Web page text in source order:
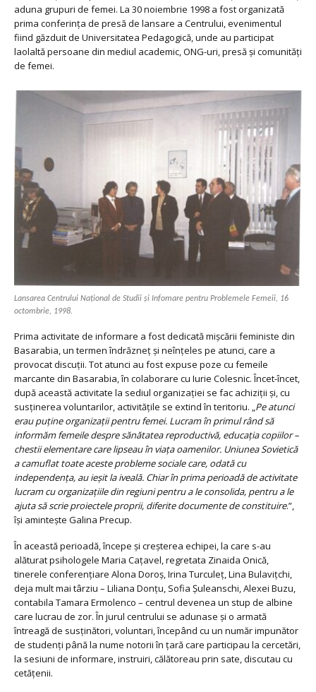
aduna grupuri de femei. La 30 noiembrie 1998 a fost organizată
prima conferința de presă de lansare a Centrului, evenimentul
fiind găzduit de Universitatea Pedagogică, unde au participat
laolaltă persoane din mediul academic, ONG-uri, presă și comunități
de femei.
Lansarea Centrului Național de Studii și Infomare pentru Problemele Femeii, 16
octombrie, 1998.
Prima activitate de informare a fost dedicată mișcării feministe din
Basarabia, un termen îndrăzneț și neînțeles pe atunci, care a
provocat discuții. Tot atunci au fost expuse poze cu femeile
marcante din Basarabia, în colaborare cu Iurie Colesnic. Încet-încet,
după această activitate la sediul organizației se fac achiziții și, cu
susținerea voluntarilor, activitățile se extind în teritoriu. „Pe atunci
erau puține organizații pentru femei. Lucram în primul rând să
informăm femeile despre sănătatea reproductivă, educația copiilor –
chestii elementare care lipseau în viața oamenilor. Uniunea Sovietică
a camuflat toate aceste probleme sociale care, odată cu
independența, au ieșit la iveală. Chiar în prima perioadă de activitate
lucram cu organizațiile din regiuni pentru a le consolida, pentru a le
ajuta să scrie proiectele proprii, diferite documente de constituire.”,
își amintește Galina Precup.
În această perioadă, începe și creșterea echipei, la care s-au
alăturat psihologele Maria Cațavel, regretata Zinaida Onică,
tinerele conferențiare Alona Doroș, Irina Turculeț, Lina Bulavițchi,
deja mult mai târziu – Liliana Donțu, Sofia Șuleanschi, Alexei Buzu,
contabila Tamara Ermolenco – centrul devenea un stup de albine
care lucrau de zor. În jurul centrului se adunase și o armată
întreagă de susținători, voluntari, începând cu un număr impunător
de studenți până la nume notorii în țară care participau la cercetări,
la sesiuni de informare, instruiri, călătoreau prin sate, discutau cu
cetățenii.